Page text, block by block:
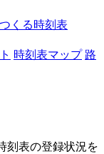
くる時刻表
時刻表マップ 路
刻表の登録状況を